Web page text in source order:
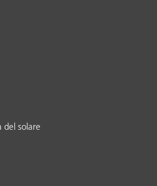
del solare